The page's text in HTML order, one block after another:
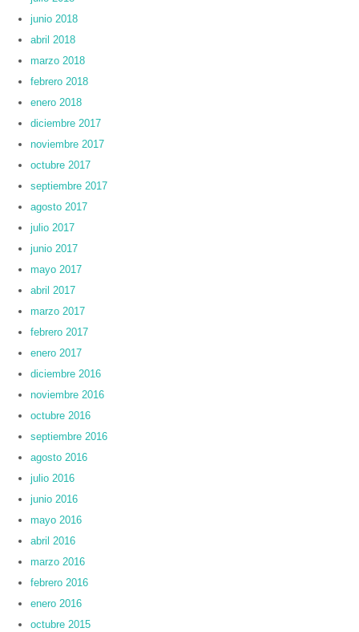
junio 2018
abril 2018
marzo 2018
febrero 2018
enero 2018
diciembre 2017
noviembre 2017
octubre 2017
septiembre 2017
agosto 2017
julio 2017
junio 2017
mayo 2017
abril 2017
marzo 2017
febrero 2017
enero 2017
diciembre 2016
noviembre 2016
octubre 2016
septiembre 2016
agosto 2016
julio 2016
junio 2016
mayo 2016
abril 2016
marzo 2016
febrero 2016
enero 2016
octubre 2015